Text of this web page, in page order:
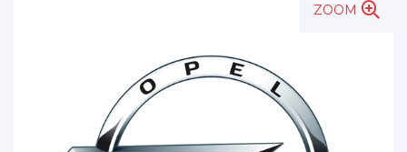
ZOOM